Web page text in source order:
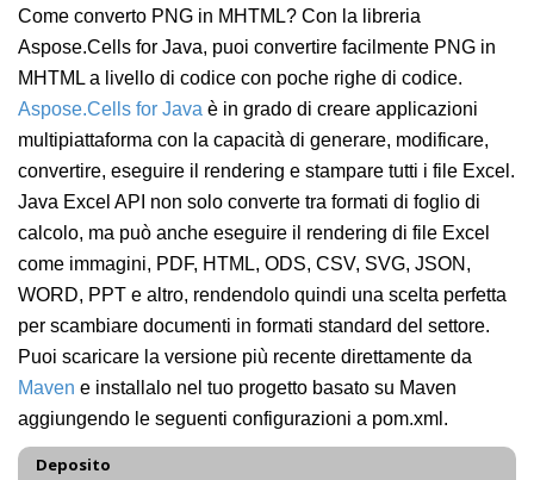
Come converto PNG in MHTML? Con la libreria
Aspose.Cells for Java, puoi convertire facilmente PNG in
MHTML a livello di codice con poche righe di codice.
Aspose.Cells for Java è in grado di creare applicazioni
multipiattaforma con la capacità di generare, modificare,
convertire, eseguire il rendering e stampare tutti i file Excel.
Java Excel API non solo converte tra formati di foglio di
calcolo, ma può anche eseguire il rendering di file Excel
come immagini, PDF, HTML, ODS, CSV, SVG, JSON,
WORD, PPT e altro, rendendolo quindi una scelta perfetta
per scambiare documenti in formati standard del settore.
Puoi scaricare la versione più recente direttamente da
Maven e installalo nel tuo progetto basato su Maven
aggiungendo le seguenti configurazioni a pom.xml.
Deposito